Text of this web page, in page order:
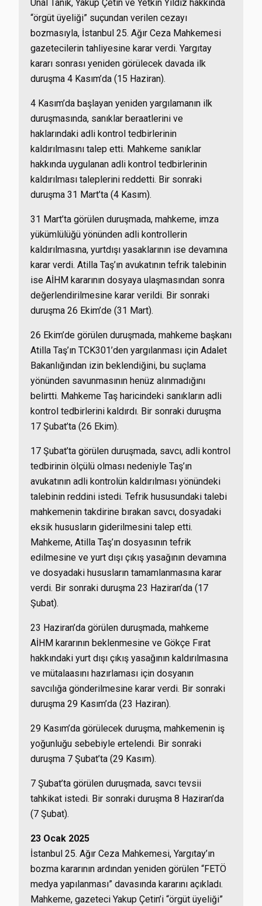
Ünal Tanık, Yakup Çetin ve Yetkin Yıldız hakkında
“örgüt üyeliği” suçundan verilen cezayı
bozmasıyla, İstanbul 25. Ağır Ceza Mahkemesi
gazetecilerin tahliyesine karar verdi. Yargıtay
kararı sonrası yeniden görülecek davada ilk
duruşma 4 Kasım’da (15 Haziran).
4 Kasım’da başlayan yeniden yargılamanın ilk
duruşmasında, sanıklar beraatlerini ve
haklarındaki adli kontrol tedbirlerinin
kaldırılmasını talep etti. Mahkeme sanıklar
hakkında uygulanan adli kontrol tedbirlerinin
kaldırılması taleplerini reddetti. Bir sonraki
duruşma 31 Mart’ta (4 Kasım).
31 Mart’ta görülen duruşmada, mahkeme, imza
yükümlülüğü yönünden adli kontrollerin
kaldırılmasına, yurtdışı yasaklarının ise devamına
karar verdi. Atilla Taş’ın avukatının tefrik talebinin
ise AİHM kararının dosyaya ulaşmasından sonra
değerlendirilmesine karar verildi. Bir sonraki
duruşma 26 Ekim’de (31 Mart).
26 Ekim’de görülen duruşmada, mahkeme başkanı
Atilla Taş’ın TCK301’den yargılanması için Adalet
Bakanlığından izin beklendiğini, bu suçlama
yönünden savunmasının henüz alınmadığını
belirtti. Mahkeme Taş haricindeki sanıkların adli
kontrol tedbirlerini kaldırdı. Bir sonraki duruşma
17 Şubat’ta (26 Ekim).
17 Şubat’ta görülen duruşmada, savcı, adli kontrol
tedbirinin ölçülü olması nedeniyle Taş’ın
avukatının adli kontrolün kaldırılması yönündeki
talebinin reddini istedi. Tefrik hususundaki talebi
mahkemenin takdirine bırakan savcı, dosyadaki
eksik hususların giderilmesini talep etti.
Mahkeme, Atilla Taş’ın dosyasının tefrik
edilmesine ve yurt dışı çıkış yasağının devamına
ve dosyadaki hususların tamamlanmasına karar
verdi. Bir sonraki duruşma 23 Haziran’da (17
Şubat).
23 Haziran’da görülen duruşmada, mahkeme
AİHM kararının beklenmesine ve Gökçe Fırat
hakkındaki yurt dışı çıkış yasağının kaldırılmasına
ve mütalaasını hazırlaması için dosyanın
savcılığa gönderilmesine karar verdi. Bir sonraki
duruşma 29 Kasım’da (23 Haziran).
29 Kasım’da görülecek duruşma, mahkemenin iş
yoğunluğu sebebiyle ertelendi. Bir sonraki
duruşma 7 Şubat’ta (29 Kasım).
7 Şubat’ta görülen duruşmada, savcı tevsii
tahkikat istedi. Bir sonraki duruşma 8 Haziran’da
(7 Şubat).
23 Ocak 2025
İstanbul 25. Ağır Ceza Mahkemesi, Yargıtay’ın
bozma kararının ardından yeniden görülen “FETÖ
medya yapılanması” davasında kararını açıkladı.
Mahkeme, gazeteci Yakup Çetin’i “örgüt üyeliği”